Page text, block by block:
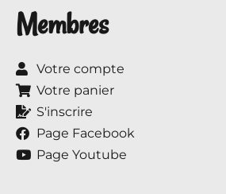
Membres
Votre compte
Votre panier
S'inscrire
Page Facebook
Page Youtube